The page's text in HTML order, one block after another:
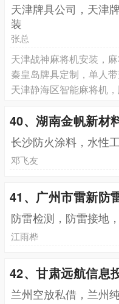
天津牌具公司，天津
装
张总
天津战神麻将机安装，
秦皇岛牌具定制，单人
天津静海区智能麻将机
40、湖南金帆新材
长沙防火涂料，水性
邓飞友
41、广州市雷新防
防雷检测，防雷接地
江雨桦
42、甘肃远航信息
兰州空放私借，兰州